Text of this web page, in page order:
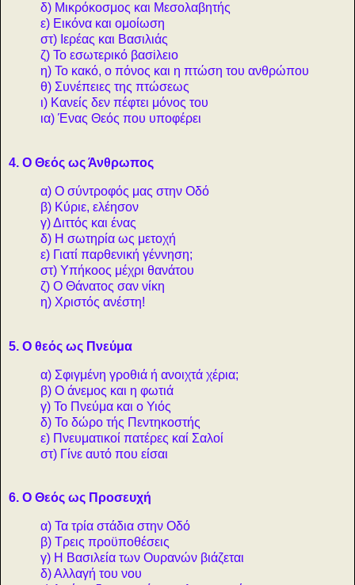
δ) Μικρόκοσμος και Μεσολαβητής
ε) Εικόνα και ομοίωση
στ) Ιερέας και Βασιλιάς
ζ) Το εσωτερικό βασiλειο
η) Το κακό, ο πόνος και η πτώση του ανθρώπου
θ) Συνέπειες της πτώσεως
ι) Κανείς δεν πέφτει μόνος του
ια) Ένας Θεός που υποφέρει
4. Ο Θεός ως Άνθρωπος
α) Ο σύντροφός μας στην Οδό
β) Κύριε, ελέησον
γ) Διττός και ένας
δ) Η σωτηρία ως μετοχή
ε) Γιατί παρθενική γέννηση;
στ) Υπήκοος μέχρι θανάτου
ζ) Ο Θάνατος σαν νίκη
η) Χριστός ανέστη!
5. Ο θεός ως Πνεύμα
α) Σφιγμένη γροθιά ή ανοιχτά χέρια;
β) Ο άνεμος και η φωτιά
γ) Το Πνεύμα και ο Υιός
δ) Το δώρο τής Πεντηκοστής
ε) Πνευματικοί πατέρες καί Σαλοί
στ) Γίνε αυτό που είσαι
6. Ο Θεός ως Προσευχή
α) Τα τρία στάδια στην Οδό
β) Τρεις προϋποθέσεις
γ) Η Βασιλεία των Ουρανών βιάζεται
δ) Αλλαγή του νου